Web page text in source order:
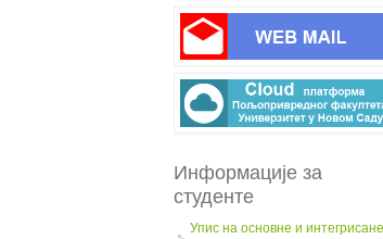
Информације за
студенте
Упис на основне и интегрисане